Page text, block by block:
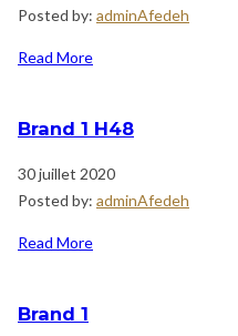
Posted by: adminAfedeh
Read More
Brand 1 H48
30 juillet 2020
Posted by: adminAfedeh
Read More
Brand 1